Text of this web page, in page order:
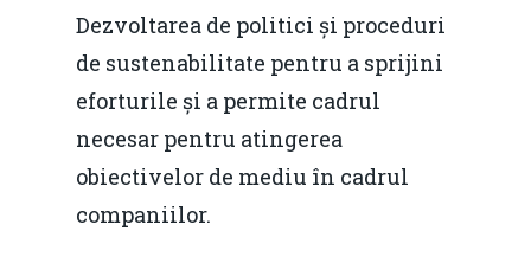
Dezvoltarea de politici și proceduri
de sustenabilitate pentru a sprijini
eforturile și a permite cadrul
necesar pentru atingerea
obiectivelor de mediu în cadrul
companiilor.